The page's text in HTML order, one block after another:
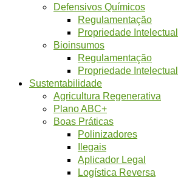
Defensivos Químicos
Regulamentação
Propriedade Intelectual
Bioinsumos
Regulamentação
Propriedade Intelectual
Sustentabilidade
Agricultura Regenerativa
Plano ABC+
Boas Práticas
Polinizadores
Ilegais
Aplicador Legal
Logística Reversa